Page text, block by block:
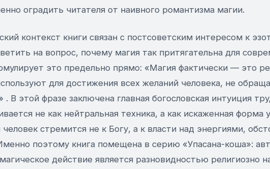
оградить читателя от наивного романтизма магии.
контекст книги связан с постсоветским интересом к
на вопрос, почему магия так притягательна для
это предельно прямо: «Магия фактически — это
для достижения всех желаний человека, не
. В этой фразе заключена главная богословская интуиция
не как нейтральная техника, а как искаженная форма
человек стремится не к Богу, а к власти над энергиями,
поэтому книга помещена в серию «Упасана-коша»:
действие является разновидностью религиозно